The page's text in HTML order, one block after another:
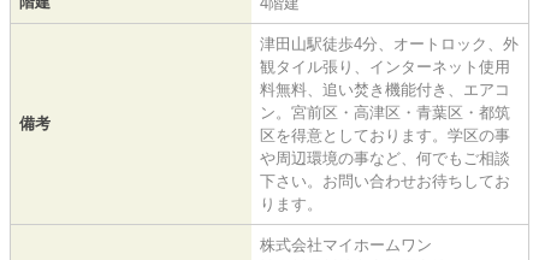
備考
津田山駅徒歩4分、オートロック、外
観タイル張り、インターネット使用
料無料、追い焚き機能付き、エアコ
ン。宮前区・高津区・青葉区・都筑
区を得意としております。学区の事
や周辺環境の事など、何でもご相談
下さい。お問い合わせお待ちしてお
ります。
株式会社マイホームワン